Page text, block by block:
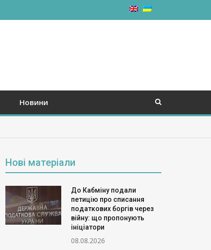
Новини
Нові матеріали
До Кабміну подали
петицію про списання
податкових боргів через
війну: що пропонують
ініціатори
08.08.2026